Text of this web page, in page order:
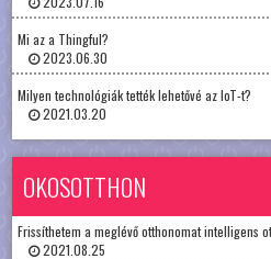
Mi az a Thingful?
2023.06.30
Milyen technológiák tették lehetővé az IoT-t?
2021.03.20
OKOSOTTHON
Frissíthetem a meglévő otthonomat intelligens
2021.08.25